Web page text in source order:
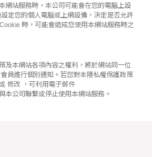
網站服務時，本公司可能會在您的電腦上設
定您的個人電腦或上網設備，決定是否允許
時，可能會造成您使用本網站服務時之
及本網站各項內容之權利，將於網站同一位
員進行個別通知。若您對本隱私權保護政策
修改 ，可利用電子郵件
本公司聯繫或停止使用本網站服務。